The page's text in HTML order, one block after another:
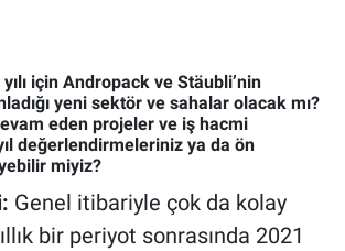
için Andropack ve Stäubli’nin
yeni sektör ve sahalar olacak mı?
eden projeler ve iş hacmi
değerlendirmeleriniz ya da ön
miyiz?
Genel itibariyle çok da kolay
bir periyot sonrasında 2021